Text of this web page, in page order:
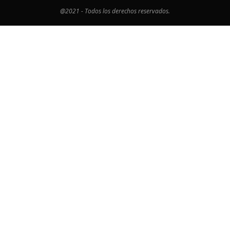
@2021 - Todos los derechos reservados.